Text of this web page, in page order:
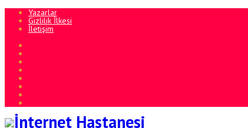
Yazarlar
Gizlilik İlkesi
İletişim